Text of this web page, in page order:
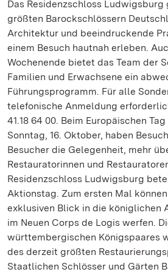
Das Residenzschloss Ludwigsburg
größten Barockschlössern
Architektur und beeindruckende
einem Besuch hautnah erleben.
Wochenende bietet das Team der
Familien und Erwachsene ein
Führungsprogramm. Für alle
telefonische Anmeldung
41.18 64 00. Beim Europäischen
Sonntag, 16. Oktober, haben
Besucher die Gelegenheit, mehr
Restauratorinnen und
Residenzschloss Ludwigsburg
Aktionstag. Zum ersten Mal
exklusiven Blick in die königlichen
im Neuen Corps de Logis werfen.
württembergischen Königspaares
des derzeit größten
Staatlichen Schlösser und Gärten